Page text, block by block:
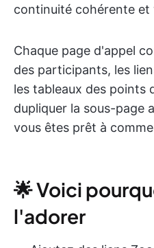
continuité cohérente et
Chaque page d'appel
des participants, les
les tableaux des points
dupliquer la sous-page
vous êtes prêt à
🌟 Voici
l'adorer